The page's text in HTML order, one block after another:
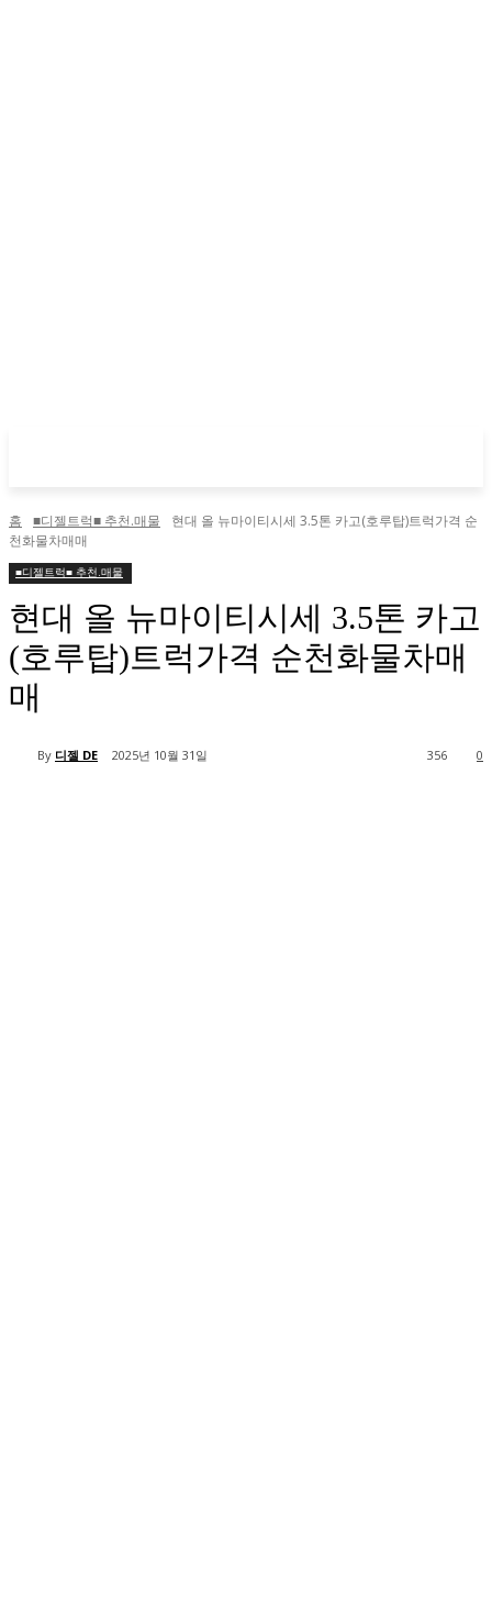
홈 ■디젤트럭■ 추천.매물
현대 올 뉴마이티시세 3.5톤 카고(호루탑)트럭가격 순
천화물차매매
■디젤트럭■ 추천.매물
현대 올 뉴마이티시세 3.5톤 카고
(호루탑)트럭가격 순천화물차매
매
By 디젤 DE 2025년 10월 31일 0
356